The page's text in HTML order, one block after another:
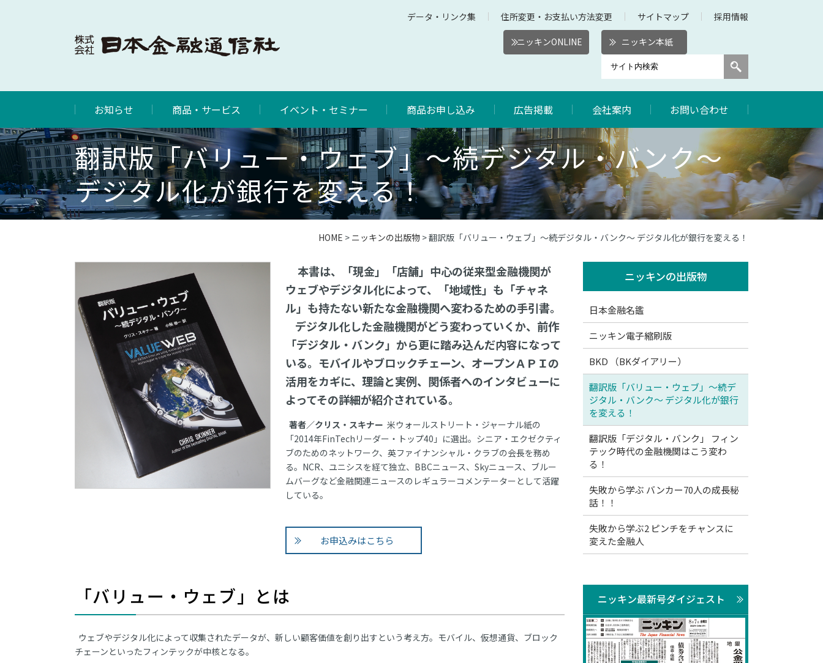
データ・リンク集 住所変更・お支払い方法変更 サイトマップ 採用情報
ニッキンONLINE ニッキン本紙
お知らせ 商品・サービス イベント・セミナー 商品お申し込み 広告掲載 会社案内 お問い合わせ
翻訳版「バリュー・ウェブ」～続デジタル・バンク～
デジタル化が銀行を変える！
HOME > ニッキンの出版物 > 翻訳版「バリュー・ウェブ」～続デジタル・バンク～ デジタル化が銀行を変える！
本書は、「現金」「店舗」中心の従来型金融機関が
ウェブやデジタル化によって、「地域性」も「チャネ
ル」も持たない新たな金融機関へ変わるための手引書。
デジタル化した金融機関がどう変わっていくか、前作
「デジタル・バンク」から更に踏み込んだ内容になって
いる。モバイルやブロックチェーン、オープンＡＰＩの
活用をカギに、理論と実例、関係者へのインタビューに
よってその詳細が紹介されている。
著者／クリス・スキナー 米ウォールストリート・ジャーナル紙の
「2014年FinTechリーダー・トップ40」に選出。シニア・エクゼクティ
ブのためのネットワーク、英ファイナンシャル・クラブの会長を務め
る。NCR、ユニシスを経て独立、BBCニュース、Skyニュース、ブルー
ムバーグなど金融関連ニュースのレギュラーコメンテーターとして活躍
している。
お申込みはこちら
「バリュー・ウェブ」とは
ウェブやデジタル化によって収集されたデータが、新しい顧客価値を創り出すという考え方。モバイル、仮想通貨、ブロック
チェーンといったフィンテックが中核となる。
ニッキンの出版物
日本金融名鑑
ニッキン電子縮刷版
BKD （BKダイアリー）
翻訳版「バリュー・ウェブ」～続デ
ジタル・バンク～ デジタル化が銀行
を変える！
翻訳版「デジタル・バンク」 フィン
テック時代の金融機関はこう変わ
る！
失敗から学ぶ バンカー70人の成長秘
話！！
失敗から学ぶ2 ピンチをチャンスに
変えた金融人
ニッキン最新号ダイジェスト